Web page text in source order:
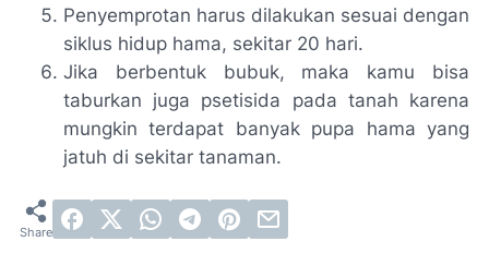
Penyemprotan harus dilakukan sesuai dengan
siklus hidup hama, sekitar 20 hari.
Jika berbentuk bubuk, maka kamu bisa
taburkan juga psetisida pada tanah karena
mungkin terdapat banyak pupa hama yang
jatuh di sekitar tanaman.